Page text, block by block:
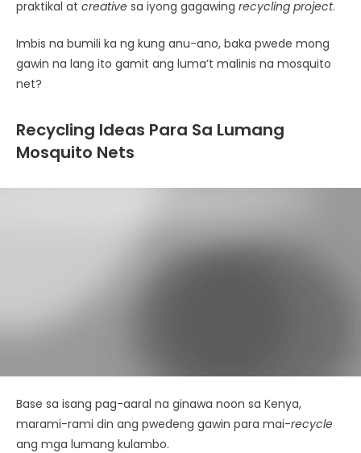
praktikal at creative sa iyong gagawing recycling project.
Imbis na bumili ka ng kung anu-ano, baka pwede mong
gawin na lang ito gamit ang luma’t malinis na mosquito
net?
Recycling Ideas Para Sa Lumang
Mosquito Nets
Base sa isang pag-aaral na ginawa noon sa Kenya,
marami-rami din ang pwedeng gawin para mai-recycle
ang mga lumang kulambo.